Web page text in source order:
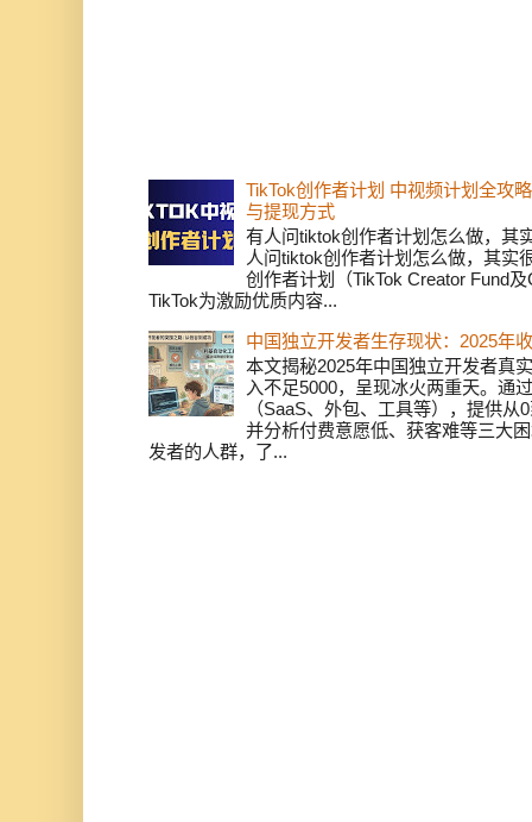
TikTok创作者计划 中视频计划全攻
与提现方式
有人问tiktok创作者计划怎么做，其
人问tiktok创作者计划怎么做，其实
创作者计划（TikTok Creator Fund
TikTok为激励优质内容...
中国独立开发者生存现状：2025年
本文揭秘2025年中国独立开发者真
入不足5000，呈现冰火两重天。通
（SaaS、外包、工具等），提供
并分析付费意愿低、获客难等三大
发者的人群，了...